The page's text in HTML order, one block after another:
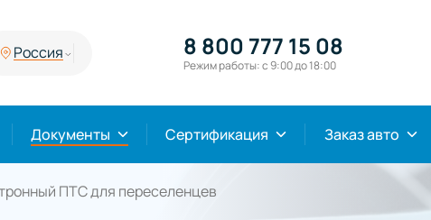
Россия 8 800 777 15 08
Режим работы: с 9:00 до 18:00
Документы Сертификация Заказ авто
ПТС для переселенцев